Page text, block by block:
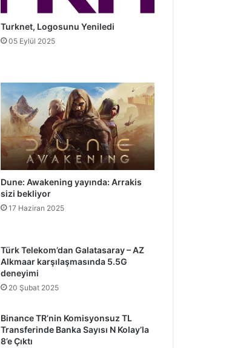
Turknet, Logosunu Yeniledi
05 Eylül 2025
Dune: Awakening yayında: Arrakis
sizi bekliyor
17 Haziran 2025
Türk Telekom’dan Galatasaray – AZ
Alkmaar karşılaşmasında 5.5G
deneyimi
20 Şubat 2025
Binance TR’nin Komisyonsuz TL
Transferinde Banka Sayısı N Kolay’la
8’e Çıktı